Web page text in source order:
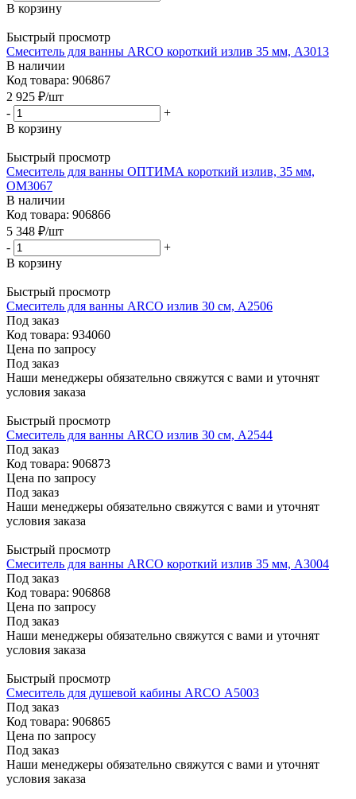
В корзину
Быстрый просмотр
Смеситель для ванны ARCO короткий излив 35 мм, А3013
В наличии
Код товара: 906867
2 925 ₽/шт
-
+
В корзину
Быстрый просмотр
Смеситель для ванны ОПТИМА короткий излив, 35 мм,
ОМ3067
В наличии
Код товара: 906866
5 348 ₽/шт
-
+
В корзину
Быстрый просмотр
Смеситель для ванны ARCO излив 30 см, А2506
Под заказ
Код товара: 934060
Цена по запросу
Под заказ
Наши менеджеры обязательно свяжутся с вами и уточнят
условия заказа
Быстрый просмотр
Смеситель для ванны ARCO излив 30 см, А2544
Под заказ
Код товара: 906873
Цена по запросу
Под заказ
Наши менеджеры обязательно свяжутся с вами и уточнят
условия заказа
Быстрый просмотр
Смеситель для ванны ARCO короткий излив 35 мм, А3004
Под заказ
Код товара: 906868
Цена по запросу
Под заказ
Наши менеджеры обязательно свяжутся с вами и уточнят
условия заказа
Быстрый просмотр
Смеситель для душевой кабины ARCO А5003
Под заказ
Код товара: 906865
Цена по запросу
Под заказ
Наши менеджеры обязательно свяжутся с вами и уточнят
условия заказа